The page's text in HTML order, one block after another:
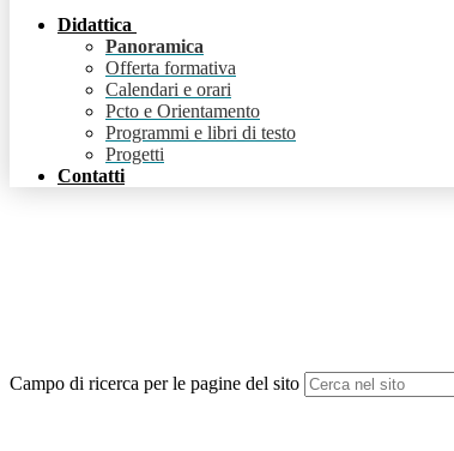
Didattica
Panoramica
Offerta formativa
Calendari e orari
Pcto e Orientamento
Programmi e libri di testo
Progetti
Contatti
Campo di ricerca per le pagine del sito